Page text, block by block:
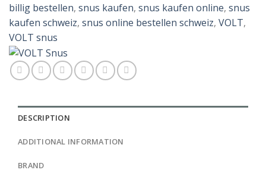
billig bestellen, snus kaufen, snus kaufen online, snus
kaufen schweiz, snus online bestellen schweiz, VOLT,
VOLT snus
DESCRIPTION
ADDITIONAL INFORMATION
BRAND